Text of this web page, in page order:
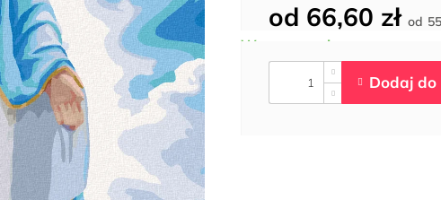
od 66,60 zł od